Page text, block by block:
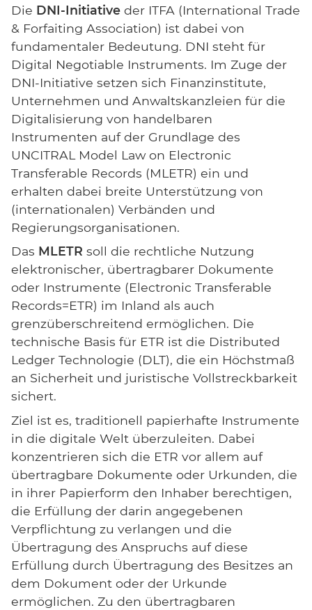
Die DNI-Initiative der ITFA (International Trade
& Forfaiting Association) ist dabei von
fundamentaler Bedeutung. DNI steht für
Digital Negotiable Instruments. Im Zuge der
DNI-Initiative setzen sich Finanzinstitute,
Unternehmen und Anwaltskanzleien für die
Digitalisierung von handelbaren
Instrumenten auf der Grundlage des
UNCITRAL Model Law on Electronic
Transferable Records (MLETR) ein und
erhalten dabei breite Unterstützung von
(internationalen) Verbänden und
Regierungsorganisationen.
Das MLETR soll die rechtliche Nutzung
elektronischer, übertragbarer Dokumente
oder Instrumente (Electronic Transferable
Records=ETR) im Inland als auch
grenzüberschreitend ermöglichen. Die
technische Basis für ETR ist die Distributed
Ledger Technologie (DLT), die ein Höchstmaß
an Sicherheit und juristische Vollstreckbarkeit
sichert.
Ziel ist es, traditionell papierhafte Instrumente
in die digitale Welt überzuleiten. Dabei
konzentrieren sich die ETR vor allem auf
übertragbare Dokumente oder Urkunden, die
in ihrer Papierform den Inhaber berechtigen,
die Erfüllung der darin angegebenen
Verpflichtung zu verlangen und die
Übertragung des Anspruchs auf diese
Erfüllung durch Übertragung des Besitzes an
dem Dokument oder der Urkunde
ermöglichen. Zu den übertragbaren